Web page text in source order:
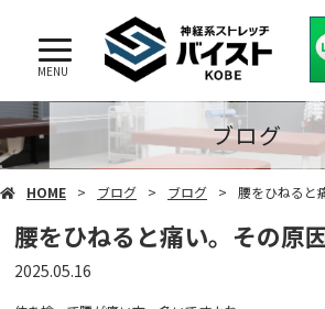
MENU
ブログ
HOME ブログ ブログ 腰をひねると
腰をひねると痛い。その原
2025.05.16